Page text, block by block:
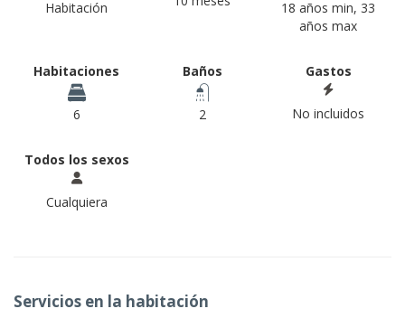
Habitación
18 años min, 33
años max
Habitaciones
6
Baños
2
Gastos
No incluidos
Todos los sexos
Cualquiera
Servicios en la habitación